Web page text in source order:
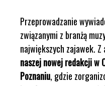
Przeprowadzanie
związanymi z branżą
największych zajawek.
naszej nowej redakcji w
Poznaniu, gdzie